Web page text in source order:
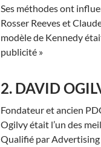
Ses méthodes ont
Rosser Reeves et
modèle de Kennedy
publicité »
2. DAVID
Fondateur et ancien
Ogilvy était l’un des
Qualifié par Advertising